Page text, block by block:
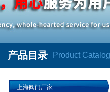
产品目录 Product Catalog
上海阀门厂家